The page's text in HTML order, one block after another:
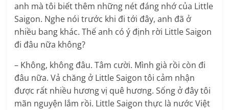
anh mà tôi biết thêm những nét đáng nhớ của Little
Saigon. Nghe nói trước khi đi tới đây, anh đã ở
nhiều bang khác. Thế anh có ý định rời Little Saigon
đi đâu nữa không?
– Không, không đâu. Tâm cười. Mình già rồi còn đi
đâu nữa. Vả chăng ở Little Saigon tôi cảm nhận
được rất nhiều hương vị quê hương. Sống ở đây tôi
mãn nguyện lắm rồi. Little Saigon thực là nước Việt